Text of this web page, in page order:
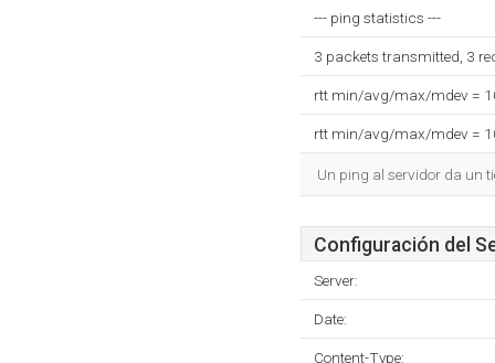
--- ping statistics ---
3 packets transmitted, 3
rtt min/avg/max/mdev =
rtt min/avg/max/mdev =
Un ping al servidor da un
Configuración del
Server:
Date:
Content-Type: